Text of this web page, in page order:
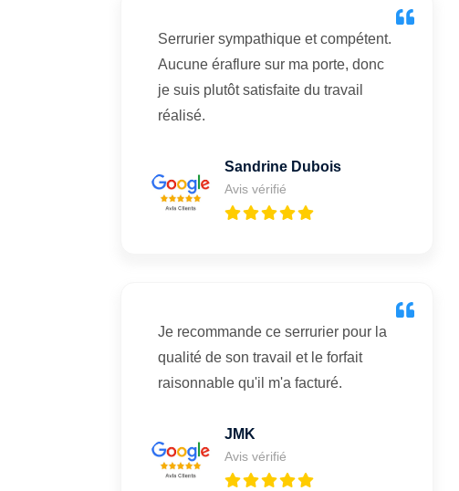
Serrurier sympathique et compétent.
Aucune éraflure sur ma porte, donc
je suis plutôt satisfaite du travail
réalisé.
Sandrine Dubois
Avis vérifié
Je recommande ce serrurier pour la
qualité de son travail et le forfait
raisonnable qu'il m'a facturé.
JMK
Avis vérifié